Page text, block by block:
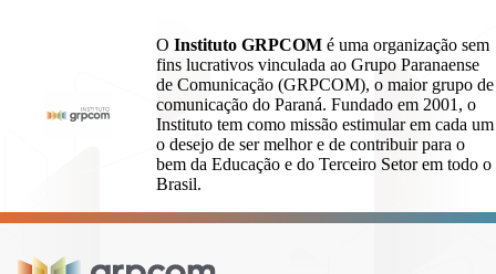
O Instituto GRPCOMé uma organização sem
fins lucrativos vinculada ao Grupo Paranaense
de Comunicação (GRPCOM), o maior grupo de
comunicação do Paraná. Fundado em 2001, o
Instituto tem como missão estimular em cada um
o desejo de ser melhor e de contribuir para o
bem da Educação e do Terceiro Setor em todo o
Brasil.